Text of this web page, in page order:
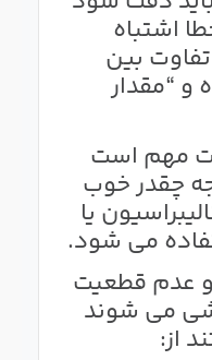
اشتباه
بین
و “مقدار
مهم است
چقدر خوب
یا
می شود.
و عدم قطعیت
می شوند
از: